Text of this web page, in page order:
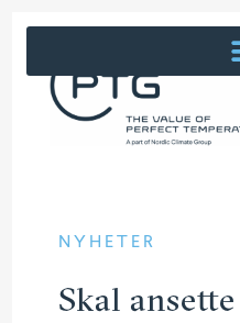
NYHETER
Skal